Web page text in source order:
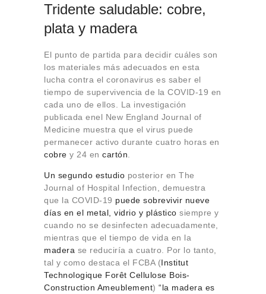
Tridente saludable: cobre,
plata y madera
El punto de partida para decidir cuáles son
los materiales más adecuados en esta
lucha contra el coronavirus es saber el
tiempo de supervivencia de la COVID-19 en
cada uno de ellos. La investigación
publicada enel New England Journal of
Medicine muestra que el virus puede
permanecer activo durante cuatro horas en
cobre y 24 en cartón
Un segundo estudio posterior en The
Journal of Hospital Infection, demuestra
que la COVID-19 puede sobrevivir nueve
días en el metal, vidrio y plástico siempre y
cuando no se desinfecten adecuadamente,
mientras que el tiempo de vida en la
madera se reduciría a cuatro. Por lo tanto,
tal y como destaca el FCBA (Institut
Technologique Forêt Cellulose Bois-
Construction Ameublement) “la madera es